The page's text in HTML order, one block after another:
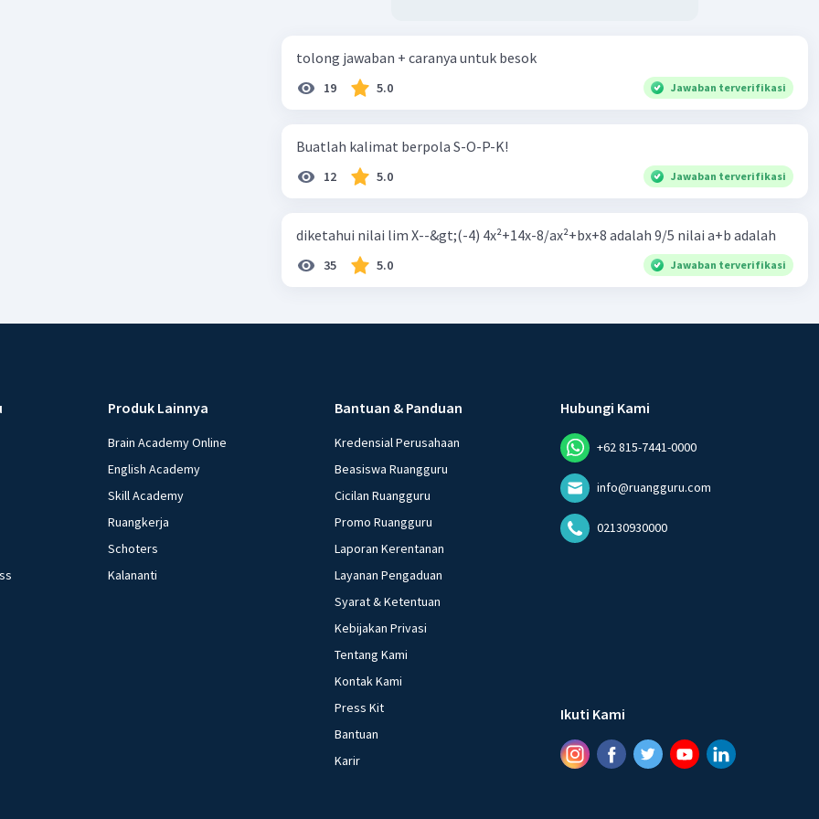
tolong jawaban + caranya untuk besok
19 5.0 Jawaban terverifikasi
Buatlah kalimat berpola S-O-P-K!
12 5.0 Jawaban terverifikasi
diketahui nilai lim X--&gt;(-4) 4x²+14x-8/ax²+bx+8 adalah 9/5 nilai a+b adalah
35 5.0 Jawaban terverifikasi
Produk Lainnya
Brain Academy Online
English Academy
Skill Academy
Ruangkerja
Schoters
Kalananti
Bantuan & Panduan
Kredensial Perusahaan
Beasiswa Ruangguru
Cicilan Ruangguru
Promo Ruangguru
Laporan Kerentanan
Layanan Pengaduan
Syarat & Ketentuan
Kebijakan Privasi
Tentang Kami
Kontak Kami
Press Kit
Bantuan
Karir
Hubungi Kami
+62 815-7441-0000
info@ruangguru.com
02130930000
Ikuti Kami